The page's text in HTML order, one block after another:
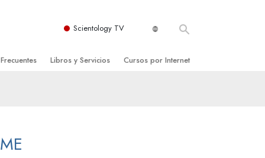
Scientology TV
de Scientology
Libros y Servicios
Introductorias
Cursos por Internet